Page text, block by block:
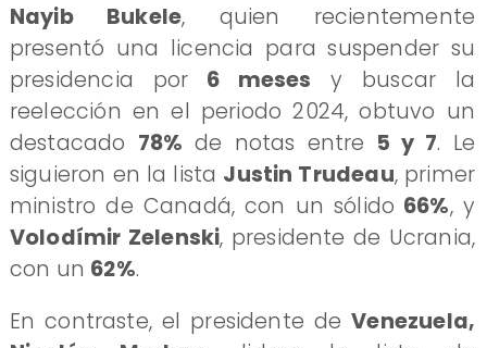
Nayib Bukele, quien recientemente
presentó una licencia para suspender su
presidencia por 6 meses y buscar la
reelección en el periodo 2024, obtuvo un
destacado 78% de notas entre 5 y 7. Le
siguieron en la lista Justin Trudeau, primer
ministro de Canadá, con un sólido 66%, y
Volodímir Zelenski, presidente de Ucrania,
con un 62%.
​En contraste, el presidente deVenezuela,